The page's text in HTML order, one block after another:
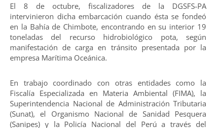
El 8 de octubre, fiscalizadores de la DGSFS-PA
intervinieron dicha embarcación cuando ésta se fondeó
en la Bahía de Chimbote, encontrando en su interior 19
toneladas del recurso hidrobiológico pota, según
manifestación de carga en tránsito presentada por la
empresa Marítima Oceánica.
En trabajo coordinado con otras entidades como la
Fiscalía Especializada en Materia Ambiental (FIMA), la
Superintendencia Nacional de Administración Tributaria
(Sunat), el Organismo Nacional de Sanidad Pesquera
(Sanipes) y la Policía Nacional del Perú a través del